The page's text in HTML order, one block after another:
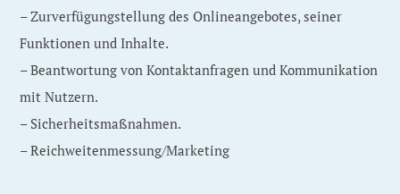
– Zurverfügungstellung des Onlineangebotes, seiner
Funktionen und Inhalte.
– Beantwortung von Kontaktanfragen und Kommunikation
mit Nutzern.
– Sicherheitsmaßnahmen.
– Reichweitenmessung/Marketing